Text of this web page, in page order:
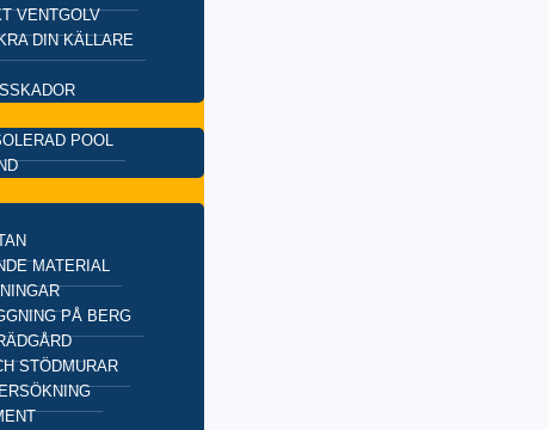
VENTGOLV
DIN KÄLLARE
POOL
MATERIAL
PÅ BERG
STÖDMURAR